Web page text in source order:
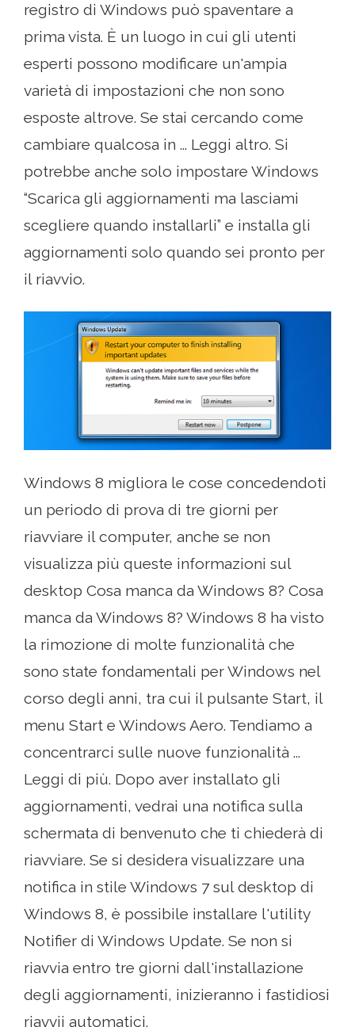
registro di Windows può spaventare a
prima vista. È un luogo in cui gli utenti
esperti possono modificare un'ampia
varietà di impostazioni che non sono
esposte altrove. Se stai cercando come
cambiare qualcosa in ... Leggi altro. Si
potrebbe anche solo impostare Windows
“Scarica gli aggiornamenti ma lasciami
scegliere quando installarli” e installa gli
aggiornamenti solo quando sei pronto per
il riavvio.
Windows 8 migliora le cose concedendoti
un periodo di prova di tre giorni per
riavviare il computer, anche se non
visualizza più queste informazioni sul
desktop Cosa manca da Windows 8? Cosa
manca da Windows 8? Windows 8 ha visto
la rimozione di molte funzionalità che
sono state fondamentali per Windows nel
corso degli anni, tra cui il pulsante Start, il
menu Start e Windows Aero. Tendiamo a
concentrarci sulle nuove funzionalità ...
Leggi di più. Dopo aver installato gli
aggiornamenti, vedrai una notifica sulla
schermata di benvenuto che ti chiederà di
riavviare. Se si desidera visualizzare una
notifica in stile Windows 7 sul desktop di
Windows 8, è possibile installare l'utility
Notifier di Windows Update. Se non si
riavvia entro tre giorni dall'installazione
degli aggiornamenti, inizieranno i fastidiosi
riavvii automatici.